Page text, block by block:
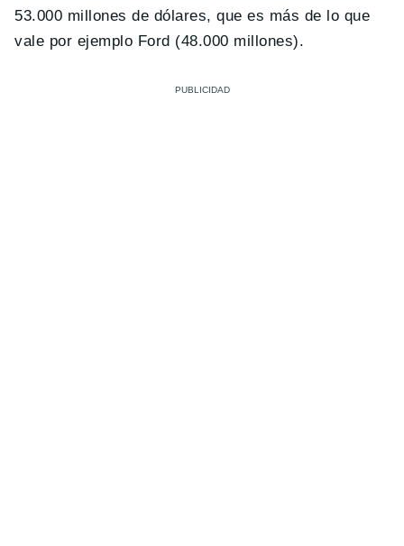
53.000 millones de dólares, que es más de lo que
vale por ejemplo Ford (48.000 millones).